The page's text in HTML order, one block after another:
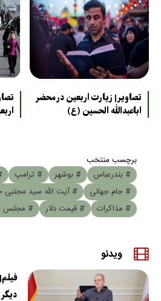
تصاویر| زیارت اربعین در محضر
اباعبدالله الحسین (ع)
برچسب منتخب
# بندرعباس
# بوشهر # ترامپ
# جام جهانی
# آیت الله سید مجتبی
# مذاکرات
# قیمت دلار # مجلس
ویدئو